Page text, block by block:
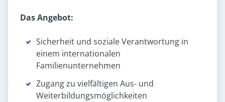
Das Angebot:
Sicherheit und soziale Verantwortung in
einem internationalen
Familienunternehmen
Zugang zu vielfältigen Aus- und
Weiterbildungsmöglichkeiten